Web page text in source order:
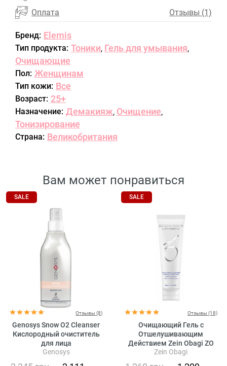
Оплата
Отзывы (1)
Бренд: Elemis
Тип продукта: Тоники, Гель для умывания,
Очищающие
Пол: Женщинам
Тип кожи: Все
Возраст: 25+
Назначение: Демакияж, Очищение,
Тонизирование
Страна: Великобритания
Вам может понравиться
SALE
Отзывы (8)
Genosys Snow O2 Cleanser
Кислородный очиститель
для лица
Genosys
SALE
Отзывы (18)
Очищающий Гель с
Отшелушивающим
Действием Zein Obagi ZO
Skin Health Offects Exfoliating
Zein Obagi